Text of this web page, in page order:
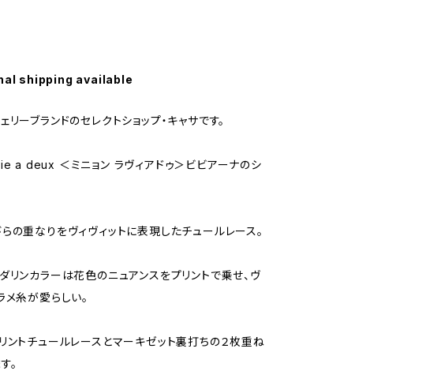
shipping available
リーブランドのセレクトショップ・キャサです。
a deux ＜ミニョン ラヴィアドゥ＞ビビアーナのシ
の重なりをヴィヴィットに表現したチュールレース。
リンカラーは花色のニュアンスをプリントで乗せ、ヴ
メ糸が愛らしい。
ントチュールレースとマーキゼット裏打ちの２枚重ね
。